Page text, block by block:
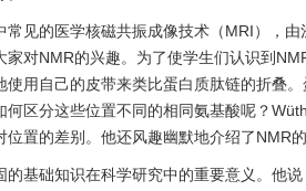
见的医学核磁共振成像技术（MRI），
对NMR的兴趣。为了使学生们认识到
用自己的皮带来类比蛋白质肽链的折叠
区分这些位置不同的相同氨基酸呢？
置的差别。他还风趣幽默地介绍了NMR
基础知识在科学研究中的重要意义。他